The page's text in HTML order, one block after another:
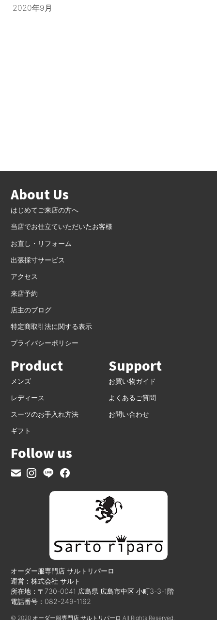
2020年9月
About Us
はじめてご来店の方へ
当店でお仕立ていただいたお客様
お直し・リフォーム
出張採寸サービス
アクセス
来店予約
店主のブログ
特定商取引法に関する表示
プライバシーポリシー
Product
メンズ
レディース
スーツのお手入れ方法
ギフト
Support
お買い物ガイド
よくあるご質問
お問い合わせ
Follow us
オーダー服専門店 サルトリパーロ
運営：株式会社 サルト
所在地：〒730-0041 広島県 広島市中区 小町3-3-1階
電話番号：082-249-1162
© 2020 オーダー服専門店 サルトリパーロ All Rights Reserved.